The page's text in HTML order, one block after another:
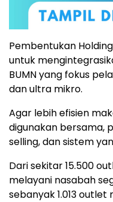
Pembentukan
untuk
BUMN yang fokus
dan ultra mikro.
Agar lebih efisien
digunakan bersama,
selling, dan sistem
Dari sekitar 15.500
melayani nasabah
sebanyak 1.013